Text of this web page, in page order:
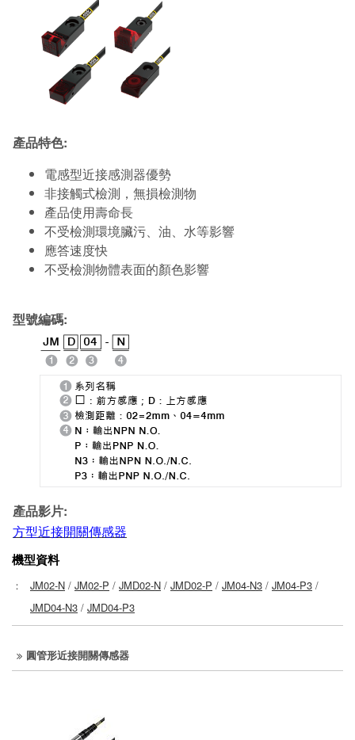
產品特色:
電感型近接感測器優勢
非接觸式檢測，無損檢測物
產品使用壽命長
不受檢測環境臟污、油、水等影響
應答速度快
不受檢測物體表面的顏色影響
型號編碼:
產品影片:
方型近接開關傳感器
機型資料
： JM02-N / JM02-P / JMD02-N / JMD02-P / JM04-N3 / JM04-P3 /
JMD04-N3 / JMD04-P3
圓管形近接開關傳感器